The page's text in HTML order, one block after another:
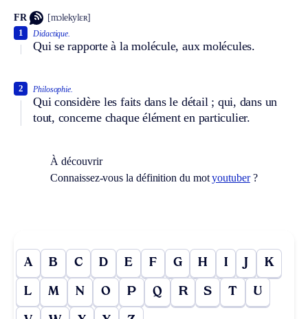
FR [mɔlekylɛʀ]
Didactique.
Qui se rapporte à la molécule, aux molécules.
1
Philosophie.
Qui considère les faits dans le détail ; qui, dans un
tout, concerne chaque élément en particulier.
2
À découvrir
Connaissez-vous la définition du motyoutuber?
A B C D E F G H I J K
L M N O P Q R S T U